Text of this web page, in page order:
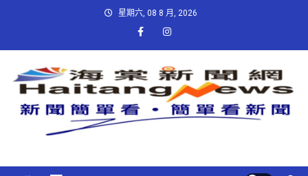
星期六, 08 8 月, 2026